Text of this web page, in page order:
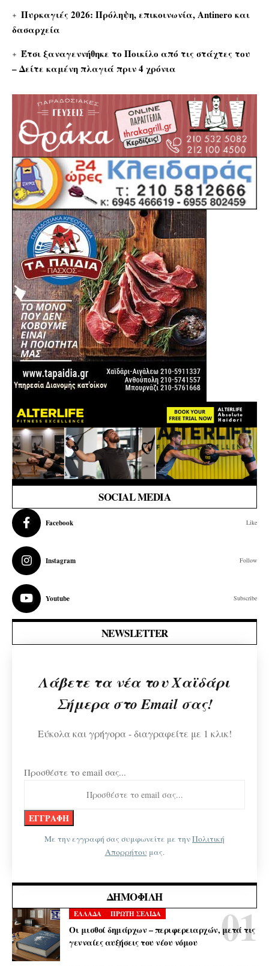
Πυρκαγιές 2026: Πρόληψη, επικοινωνία, Antinero και
δασαρχεία
Έτσι ξαναγεννήθηκε το Ποικίλο από τις στάχτες του
– Δείτε καμένη πλαγιά πριν 4 χρόνια
SOCIAL MEDIA
Facebook Like
Instagram Follow
Youtube Subscribe
NEWSLETTER
Λάβετε τα νέα του Χαϊδάρι
Σήμερα στο Email σας!
Εύκολα και γρήγορα - διαγραφείτε με 1 κλικ!
Προσθέστε το email σας...
Με την εγγραφή σας συμφωνείτε με τηνΠολιτική
Απορρήτου μας.
ΔΗΜΟΦΙΛΉ
ΕΛΛΑΔΑ ΠΡΩΤΗ ΣΕΛΙΔΑ
Οι μισθοί δημάρχων – περιφερειαρχών, μετά τις
γενναίες αυξήσεις του νέου νόμου